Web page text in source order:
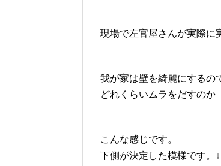
現場で左官屋さんが実際に
我が家は壁を綺麗にするの
どれくらいムラをだすのか
こんな感じです。
下側が決定した模様です。↓